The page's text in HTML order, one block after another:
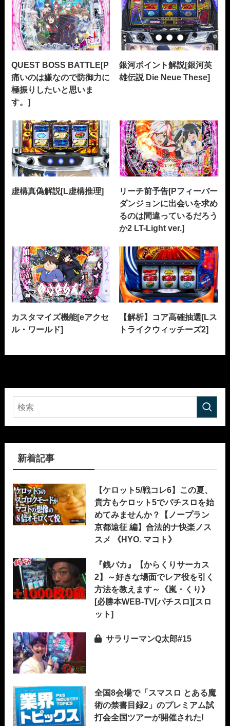
QUEST BOSS BATTLE[P
痛いのは嫌なので防御力に
極振りしたいと思いま
す。]
銀河ポイント解説[銀河英
雄伝説 Die Neue These]
虚構真偽解説[L虚構推理]
リーチ前予告[Pフィーバー
ダンジョンに出会いを求め
るのは間違っているだろう
か2 LT-Light ver.]
カスタマイズ機能[eアクセ
ル・ワールド]
【解析】コア高確抽選[Lス
トライクウィッチーズ2]
新着記事
【ケロット5/戦コレ6】この夏、
貴方もケロット5でパチスロを始
めてみませんか？【ノープラン
京都遠征 編】合法的ナ快楽ノス
スメ 《HYO. マコト》
『銭バカ』【からくりサーカス
2】～好きな場面でレア役を引く
方法を教えます～《嵐・くり》
[必勝本WEB-TV[パチスロ][スロ
ット]
サラリーマンQ太郎#15
全国8会場で「スマスロ とある魔
術の禁書目録2」のプレミアム試
打会全国ツアーが開催された!